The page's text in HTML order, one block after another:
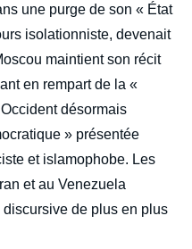
une purge de son « État
isolationniste, devenait
maintient son récit
en rempart de la «
désormais
» présentée
et islamophobe. Les
et au Venezuela
de plus en plus